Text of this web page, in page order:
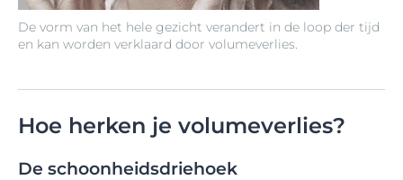
De vorm van het hele gezicht verandert in de loop der tijd
en kan worden verklaard door volumeverlies.
Hoe herken je volumeverlies?
De schoonheidsdriehoek